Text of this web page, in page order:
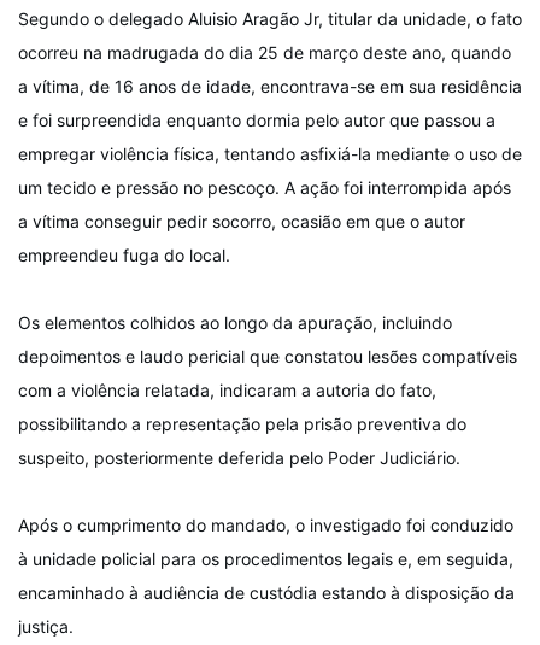
Segundo o delegado Aluisio Aragão Jr, titular da unidade, o fato
ocorreu na madrugada do dia 25 de março deste ano, quando
a vítima, de 16 anos de idade, encontrava-se em sua residência
e foi surpreendida enquanto dormia pelo autor que passou a
empregar violência física, tentando asfixiá-la mediante o uso de
um tecido e pressão no pescoço. A ação foi interrompida após
a vítima conseguir pedir socorro, ocasião em que o autor
empreendeu fuga do local.
Os elementos colhidos ao longo da apuração, incluindo
depoimentos e laudo pericial que constatou lesões compatíveis
com a violência relatada, indicaram a autoria do fato,
possibilitando a representação pela prisão preventiva do
suspeito, posteriormente deferida pelo Poder Judiciário.
Após o cumprimento do mandado, o investigado foi conduzido
à unidade policial para os procedimentos legais e, em seguida,
encaminhado à audiência de custódia estando à disposição da
justiça.